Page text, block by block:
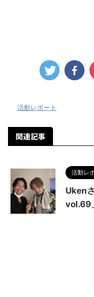
活動レポート
関連記事
活動レ
Uken
vol.69